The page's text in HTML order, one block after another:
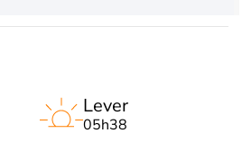
Lever
05h38